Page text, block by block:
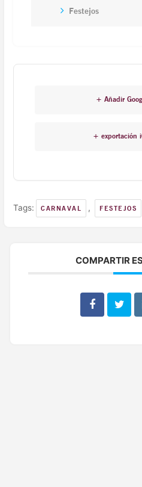
Festejos
+ Añadir
+ exportación
Tags: CARNAVAL , FESTEJOS
COMPARTIR